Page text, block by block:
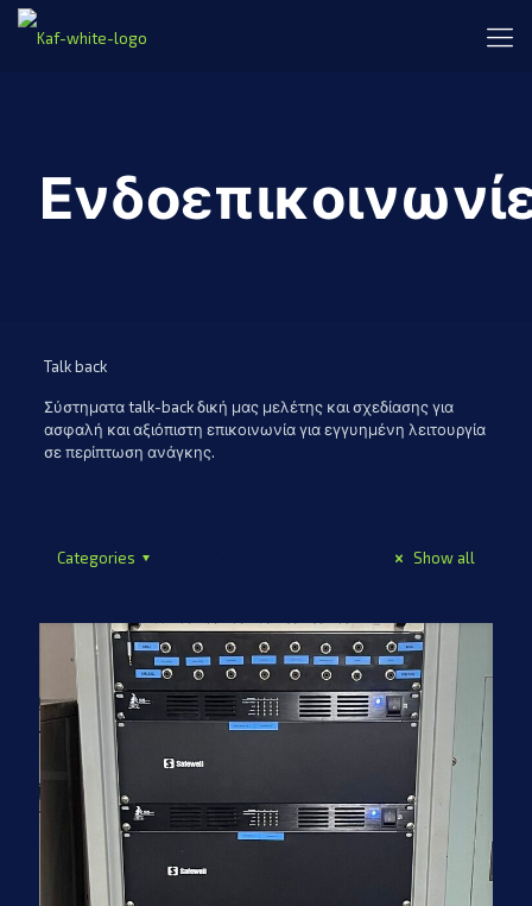
Talk back
Σύστηματα talk-back δική μας μελέτης και σχεδίασης για
ασφαλή και αξιόπιστη επικοινωνία για εγγυημένη λειτουργία
σε περίπτωση ανάγκης.
Categories Show all